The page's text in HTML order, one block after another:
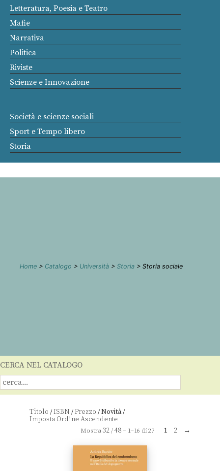
Letteratura, Poesia e Teatro
Mafie
Narrativa
Politica
Riviste
Scienze e Innovazione
Società e scienze sociali
Sport e Tempo libero
Storia
Home > Catalogo > Università > Storia > Storia sociale
CERCA NEL CATALOGO
Titolo /ISBN /Prezzo /Novità/
Mostra32/48– 1–16 di 27 1 2 →